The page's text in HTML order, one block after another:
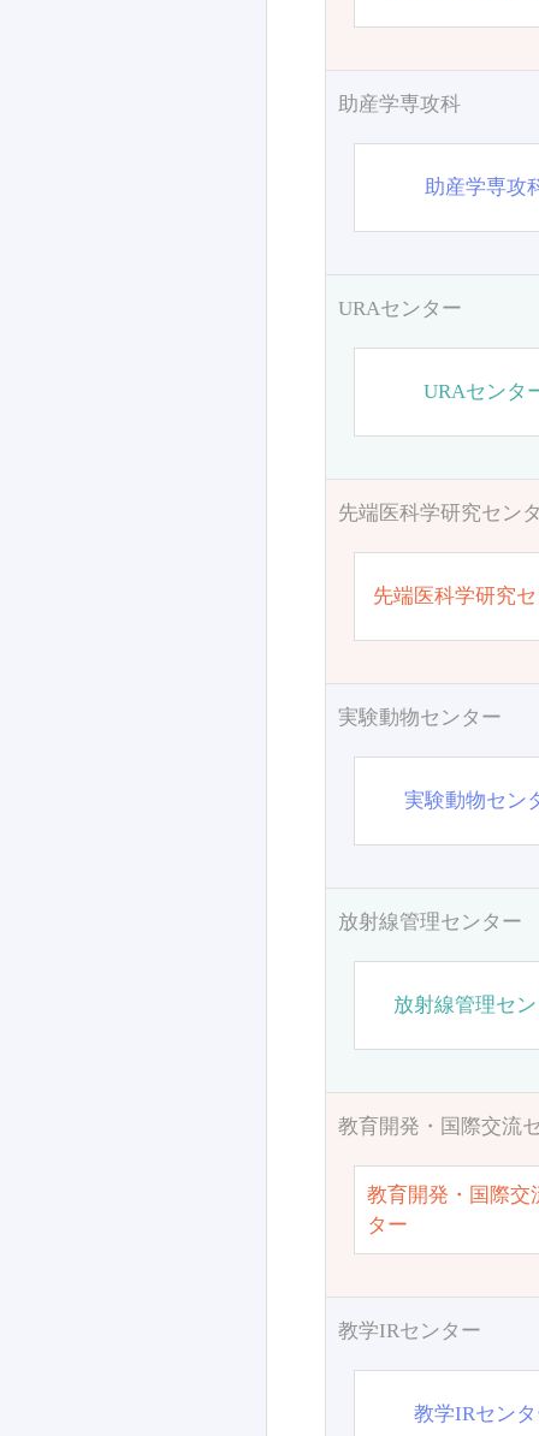
助産学専攻科
助産学専攻
URAセンター
URAセンタ
先端医科学研究セン
先端医科学研究
実験動物センター
実験動物セン
放射線管理センター
放射線管理セ
教育開発・国際交流
教育開発・国際交
ター
教学IRセンター
教学IRセン